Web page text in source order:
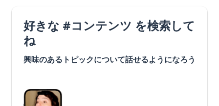
好きな #コンテンツ を検索して
ね
興味のあるトピックについて話せるようになろう